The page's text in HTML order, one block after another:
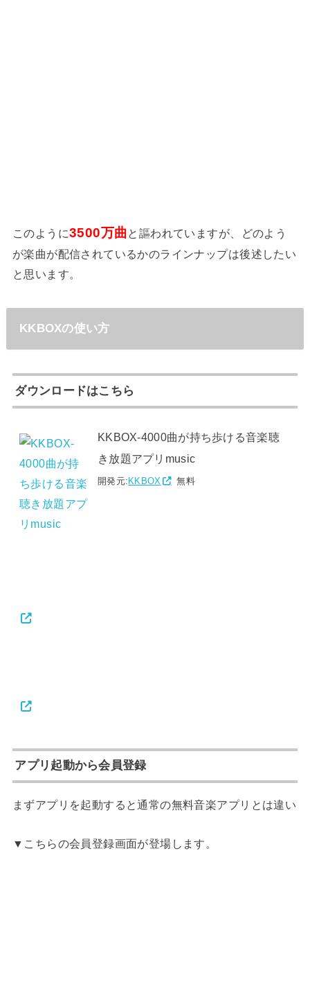
このように3500万曲 と謳われていますが、どのよう
が楽曲が配信されているかのラインナップは後述したい
と思います。
KKBOXの使い方
ダウンロードはこちら
KKBOX-4000曲が持ち歩ける音楽聴
き放題アプリmusic
開発元: KKBOX 無料
アプリ起動から会員登録
まずアプリを起動すると通常の無料音楽アプリとは違い
▼こちらの会員登録画面が登場します。